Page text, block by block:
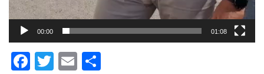
00:00 01:08
Facebook
Twitter
Email